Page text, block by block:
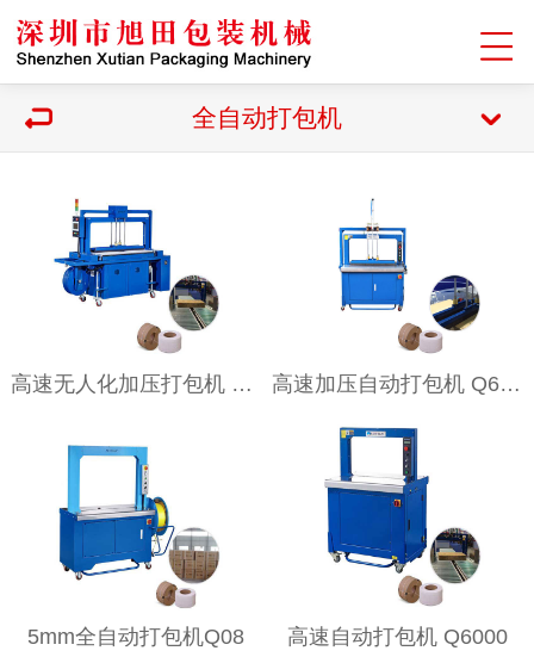
全自动打包机
高速无人化加压打包机 Q6000AP 高速加压自动打包机 Q6000P
5mm全自动打包机Q08 高速自动打包机 Q6000